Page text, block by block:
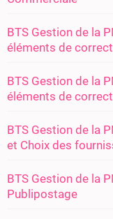
BTS Gestion de la
éléments de
BTS Gestion de la
éléments de
BTS Gestion de la
et Choix des
BTS Gestion de la
Publipostage